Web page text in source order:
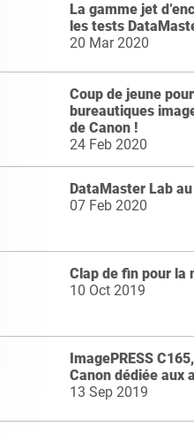
La gamme jet
les tests
20 Mar 2020
Coup de jeune
bureautiques
de Canon !
24 Feb 2020
DataMaster Lab
07 Feb 2020
Clap de fin pour la
10 Oct 2019
ImagePRESS
Canon dédiée aux
13 Sep 2019